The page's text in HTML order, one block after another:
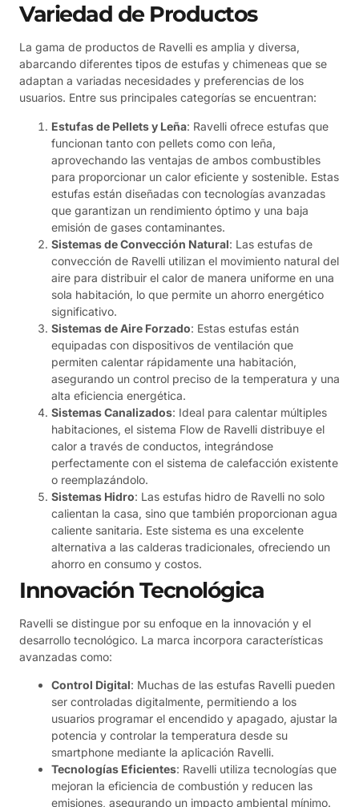
Variedad de Productos
La gama de productos de Ravelli es amplia y diversa,
abarcando diferentes tipos de estufas y chimeneas que se
adaptan a variadas necesidades y preferencias de los
usuarios. Entre sus principales categorías se encuentran:
Estufas de Pellets y Leña: Ravelli ofrece estufas que
funcionan tanto con pellets como con leña,
aprovechando las ventajas de ambos combustibles
para proporcionar un calor eficiente y sostenible. Estas
estufas están diseñadas con tecnologías avanzadas
que garantizan un rendimiento óptimo y una baja
emisión de gases contaminantes.
Sistemas de Convección Natural: Las estufas de
convección de Ravelli utilizan el movimiento natural del
aire para distribuir el calor de manera uniforme en una
sola habitación, lo que permite un ahorro energético
significativo.
Sistemas de Aire Forzado: Estas estufas están
equipadas con dispositivos de ventilación que
permiten calentar rápidamente una habitación,
asegurando un control preciso de la temperatura y una
alta eficiencia energética.
Sistemas Canalizados: Ideal para calentar múltiples
habitaciones, el sistema Flow de Ravelli distribuye el
calor a través de conductos, integrándose
perfectamente con el sistema de calefacción existente
o reemplazándolo.
Sistemas Hidro: Las estufas hidro de Ravelli no solo
calientan la casa, sino que también proporcionan agua
caliente sanitaria. Este sistema es una excelente
alternativa a las calderas tradicionales, ofreciendo un
ahorro en consumo y costos.
Innovación Tecnológica
Ravelli se distingue por su enfoque en la innovación y el
desarrollo tecnológico. La marca incorpora características
avanzadas como:
Control Digital: Muchas de las estufas Ravelli pueden
ser controladas digitalmente, permitiendo a los
usuarios programar el encendido y apagado, ajustar la
potencia y controlar la temperatura desde su
smartphone mediante la aplicación Ravelli.
Tecnologías Eficientes: Ravelli utiliza tecnologías que
mejoran la eficiencia de combustión y reducen las
emisiones, asegurando un impacto ambiental mínimo.